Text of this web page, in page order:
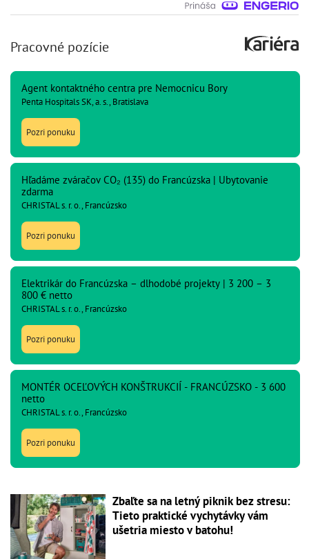
Pracovné pozície
Agent kontaktného centra pre Nemocnicu Bory
Penta Hospitals SK, a. s., Bratislava
Pozri ponuku
Hľadáme zváračov CO₂ (135) do Francúzska | Ubytovanie
zdarma
CHRISTAL s. r. o., Francúzsko
Pozri ponuku
Elektrikár do Francúzska – dlhodobé projekty | 3 200 – 3
800 € netto
CHRISTAL s. r. o., Francúzsko
Pozri ponuku
MONTÉR OCEĽOVÝCH KONŠTRUKCIÍ - FRANCÚZSKO - 3 600
netto
CHRISTAL s. r. o., Francúzsko
Pozri ponuku
Zbaľte sa na letný piknik bez stresu:
Tieto praktické vychytávky vám
ušetria miesto v batohu!